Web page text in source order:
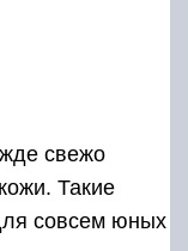
свежо
Такие
совсем юных